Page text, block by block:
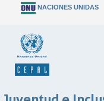
NACIONES